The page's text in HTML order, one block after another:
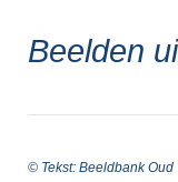
Beelden
© Tekst: Beeldbank Oud